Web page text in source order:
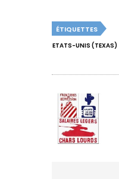
ÉTIQUETTES
ETATS-UNIS (TEXAS)